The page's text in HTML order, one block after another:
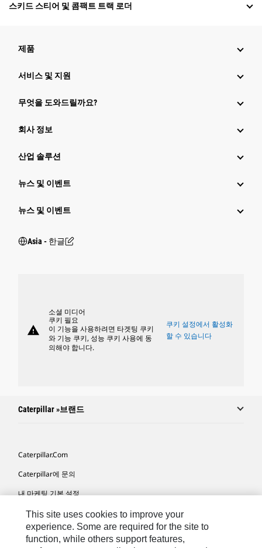
스키드 스티어 및 콤팩트 트랙 로더
제품
서비스 및 지원
무엇을 도와드릴까요?
회사 정보
산업 솔루션
뉴스 및 이벤트
뉴스 및 이벤트
Asia - 한글
warning
소셜 미디어
쿠키 필요
이 기능을 사용하려면 타겟팅 쿠키
와 기능 쿠키, 성능 쿠키 사용에 동
의해야 합니다.
쿠키 설정에서 활성화
할 수 있습니다
Caterpillar »브랜드
Caterpillar.com
Caterpillar에 문의
내 마케팅 기본 설정
사이트 맵
Cookie Settings
This site uses cookies to improve your
experience. Some are required for the site to
function, while others support features,